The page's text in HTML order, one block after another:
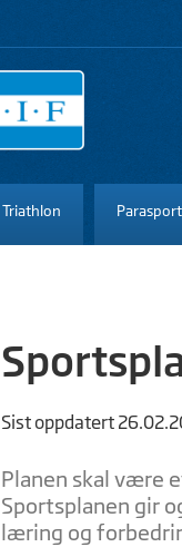
Triathlon Parasport
Sist oppdatert
Planen skal være
Sportsplanen gir
læring og